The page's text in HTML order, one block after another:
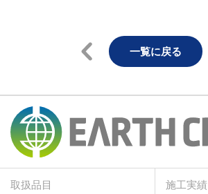
一覧に戻る
取扱品目 施工実績